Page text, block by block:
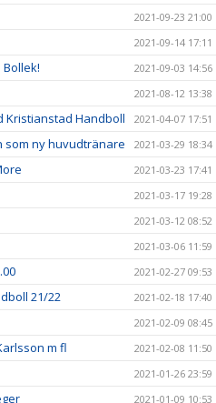
2021-09-23 21:00
2021-09-14 17:11
2021-09-03 14:56
2021-08-12 13:38
Kristianstad Handboll 2021-04-07 17:51
som ny huvudtränare 2021-03-29 18:34
2021-03-23 17:41
2021-03-17 19:28
2021-03-12 08:52
2021-03-06 11:59
2021-02-27 09:53
21/22 2021-02-18 17:40
2021-02-09 08:45
m fl 2021-02-08 11:50
2021-01-26 23:59
2021-01-09 10:53